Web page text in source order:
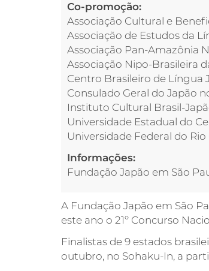
Co-promoção:
Associação Cultural e
Associação de Estudos da
Associação Pan-Amazônia
Associação Nipo-Brasileira
Centro Brasileiro de Língua
Consulado Geral do Japão
Instituto Cultural Brasil-
Universidade Estadual do
Universidade Federal do Rio
Informações:
Fundação Japão em São
A Fundação Japão em São
este ano o 21º Concurso
Finalistas de 9 estados
outubro, no Sohaku-In, a